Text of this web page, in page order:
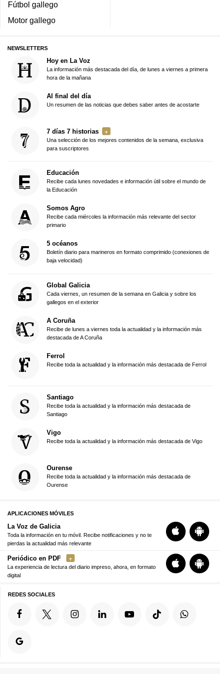
Fútbol gallego
Motor gallego
NEWSLETTERS
Hoy en La Voz
La información más destacada del día, de lunes a viernes a primera
hora de la mañana
Al final del día
Un resumen de las noticias que debes saber antes de acostarte
7 días 7 historias
Una selección de los mejores contenidos de la semana, exclusiva
para suscriptores
Educación
Recibe cada lunes novedades e información útil sobre el mundo de
la Educación
Somos Agro
Recibe cada miércoles la información más relevante del sector
primario
5 océanos
Boletín diario para marineros en formato comprimido (conexiones de
baja velocidad)
Global Galicia
Cada viernes, un resumen de la semana en Galicia y sobre los
gallegos en el exterior
A Coruña
Recibe de lunes a viernes toda la actualidad y la información más
destacada de A Coruña
Ferrol
Recibe toda la actualidad y la información más destacada de Ferrol
Santiago
Recibe toda la actualidad y la información más destacada de
Santiago
Vigo
Recibe toda la actualidad y la información más destacada de Vigo
Ourense
Recibe toda la actualidad y la información más destacada de
Ourense
APLICACIONES MÓVILES
La Voz de Galicia
Toda la información en tu móvil. Recibe notificaciones y no te
pierdas la actualidad más relevante
Periódico en PDF
La experiencia de lectura del diario impreso, ahora, en formato
digital
REDES SOCIALES